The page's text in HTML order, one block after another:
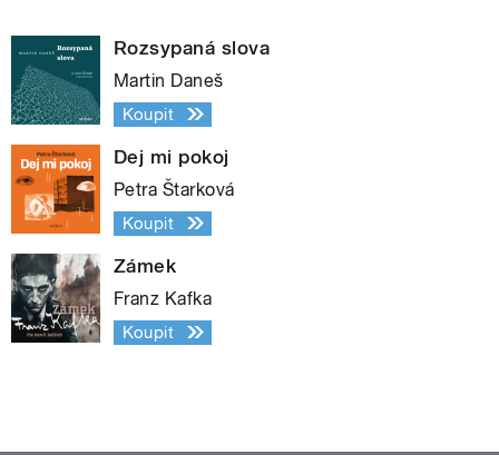
Rozsypaná slova
Martin Daneš
Koupit
Dej mi pokoj
Petra Štarková
Koupit
Zámek
Franz Kafka
Koupit